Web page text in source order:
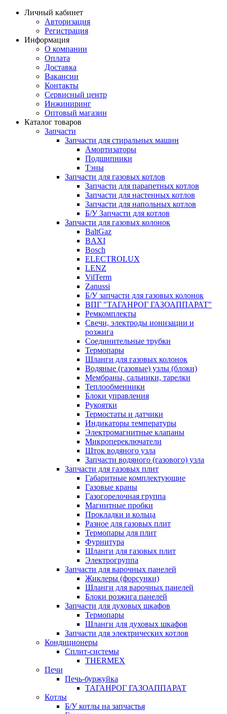
Личный кабинет
Авторизация
Регистрация
Информация
О компании
Оплата
Доставка
Вакансии
Контакты
Сервисный центр
Инжиниринг
Оптовый магазин
Каталог товаров
Запчасти
Запчасти для стиральных машин
Амортизаторы
Подшипники
Тэны
Запчасти для газовых котлов
Запчасти для парапетных котлов
Запчасти для настенных котлов
Запчасти для напольных котлов
Б/У Запчасти для котлов
Запчасти для газовых колонок
BaltGaz
BAXI
Bosch
ELECTROLUX
LENZ
VilTerm
Zanussi
Б/У запчасти для газовых колонок
ВПГ "ТАГАНРОГ ГАЗОАППАРАТ"
Ремкомплекты
Свечи, электроды ионизации и
розжига
Соединительные трубки
Термопары
Шланги для газовых колонок
Водяные (газовые) узлы (блоки)
Мембраны, сальники, тарелки
Теплообменники
Блоки управления
Рукоятки
Термостаты и датчики
Индикаторы температуры
Электромагнитные клапаны
Микропереключатели
Шток водяного узла
Запчасти водяного (газового) узла
Запчасти для газовых плит
Габаритные комплектующие
Газовые краны
Газогорелочная группа
Магнитные пробки
Прокладки и кольца
Разное для газовых плит
Термопары для плит
Фурнитура
Шланги для газовых плит
Электрогруппа
Запчасти для варочных панелей
Жиклеры (форсунки)
Шланги для варочных панелей
Блоки розжига панелей
Запчасти для духовых шкафов
Термопары
Шланги для духовых шкафов
Запчасти для электрических котлов
Кондиционеры
Сплит-системы
THERMEX
Печи
Печь-буржуйка
ТАГАНРОГ ГАЗОАППАРАТ
Котлы
Б/У котлы на запчастья